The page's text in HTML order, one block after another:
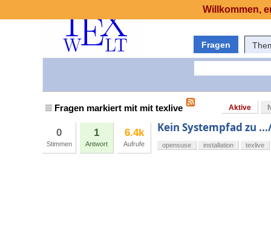
Fragen
Fragen markiert mit mit texlive Aktive
0
Stimmen
1
Antwort
6.4k
Aufrufe
Kein Systempfad zu
opensuse installation texlive
Willkommen,